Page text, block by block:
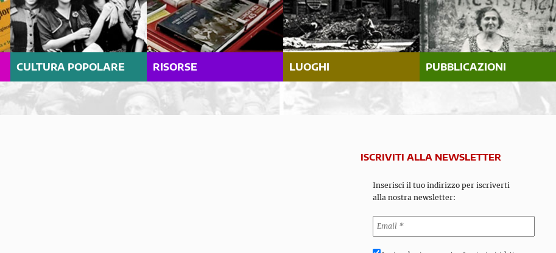
CULTURA POPOLARE RISORSE LUOGHI PUBBLICAZIONI
ISCRIVITI ALLA NEWSLETTER
Inserisci il tuo indirizzo per iscriverti
alla nostra newsletter: